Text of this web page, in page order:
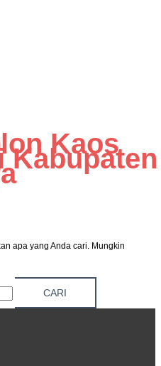
Kaos
Kabupaten
apa yang Anda cari. Mungkin